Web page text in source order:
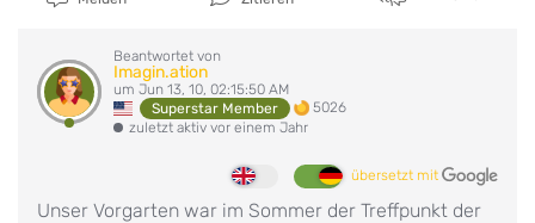
Beantwortet von
Imagin.ation
um Jun 13, 10, 02:15:50 AM
Superstar Member
5026
zuletzt aktiv vor einem Jahr
übersetzt mit
Unser Vorgarten war im Sommer der Treffpunkt der